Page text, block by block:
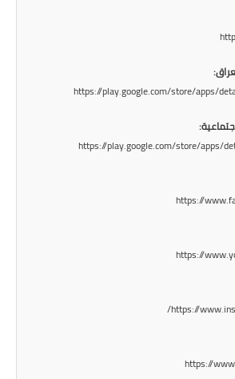
https://play.google.com/store/apps/
https://play.google.com/store/apps/
https://
https://
https://
https://